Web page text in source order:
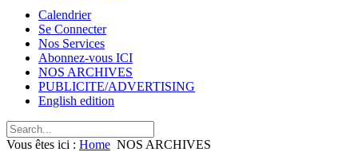
Calendrier
Se Connecter
Nos Services
Abonnez-vous ICI
NOS ARCHIVES
PUBLICITE/ADVERTISING
English edition
Vous êtes ici : Home NOS ARCHIVES